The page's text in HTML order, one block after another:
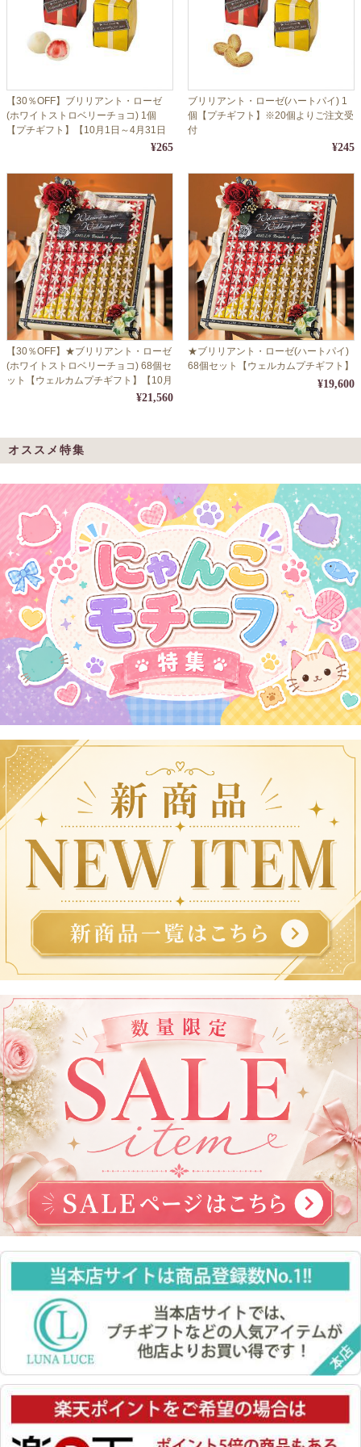
【30％OFF】ブリリアント・ローゼ
(ホワイトストロベリーチョコ) 1個
【プチギフト】【10月1日～4月31日
の期間限定販売】※20個よりご注文受
¥265
ブリリアント・ローゼ(ハートパイ) 1
個【プチギフト】※20個よりご注文受
付
¥245
【30％OFF】★ブリリアント・ローゼ
(ホワイトストロベリーチョコ) 68個セ
ット【ウェルカムプチギフト】【10月
1日～4月31日の期間限定販売】¥21,560
★ブリリアント・ローゼ(ハートパイ)
68個セット【ウェルカムプチギフト】
¥19,600
オススメ特集